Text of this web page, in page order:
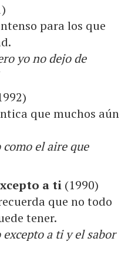
para los que
yo no dejo de
que muchos aún
como el aire que
a ti (1990)
que no todo
tener.
excepto a ti y el sabor